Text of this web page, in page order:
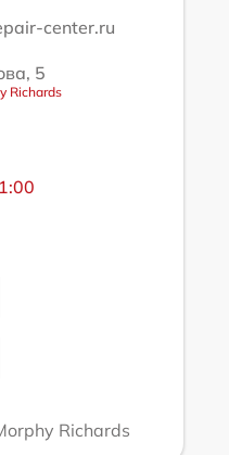
center.ru
5
Richards
Richards